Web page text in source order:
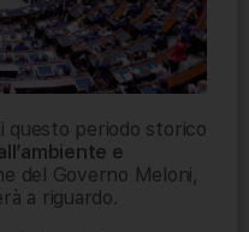
questo periodo storico
ambiente e
del Governo Meloni,
a riguardo.